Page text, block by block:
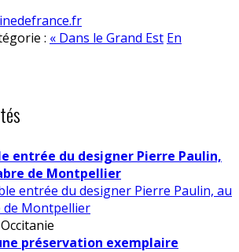
: « Dans le Grand Est En
entrée du designer Pierre Paulin,
de Montpellier
Occitanie
préservation exemplaire